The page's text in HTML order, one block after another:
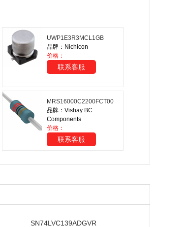
UWP1E3R3MCL1GB
品牌：Nichicon
价格：
联系客服
MRS16000C2200FCT00
品牌：Vishay BC
Components
价格：
联系客服
SN74LVC139ADGVR